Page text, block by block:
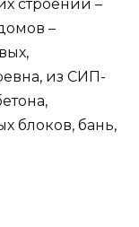
строений –
–
из СИП-
блоков, бань,